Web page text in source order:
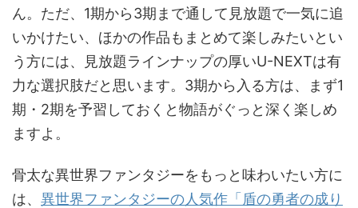
ん。ただ、1期から3期まで通して見放題で一気に追
いかけたい、ほかの作品もまとめて楽しみたいとい
う方には、見放題ラインナップの厚いU-NEXTは有
力な選択肢だと思います。3期から入る方は、まず1
期・2期を予習しておくと物語がぐっと深く楽しめ
ますよ。
骨太な異世界ファンタジーをもっと味わいたい方に
は、 異世界ファンタジーの人気作「盾の勇者の成り